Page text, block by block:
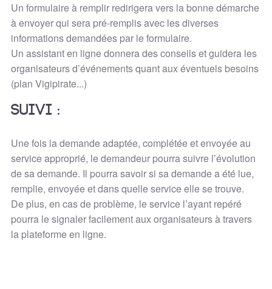
Un formulaire à remplir redirigera vers la bonne démarche
à envoyer qui sera pré-remplis avec les diverses
informations demandées par le formulaire.
Un assistant en ligne donnera des conseils et guidera les
organisateurs d’événements quant aux éventuels besoins
(plan Vigipirate...)
Suivi :
Une fois la demande adaptée, complétée et envoyée au
service approprié, le demandeur pourra suivre l’évolution
de sa demande. Il pourra savoir si sa demande a été lue,
remplie, envoyée et dans quelle service elle se trouve.
De plus, en cas de problème, le service l’ayant repéré
pourra le signaler facilement aux organisateurs à travers
la plateforme en ligne.